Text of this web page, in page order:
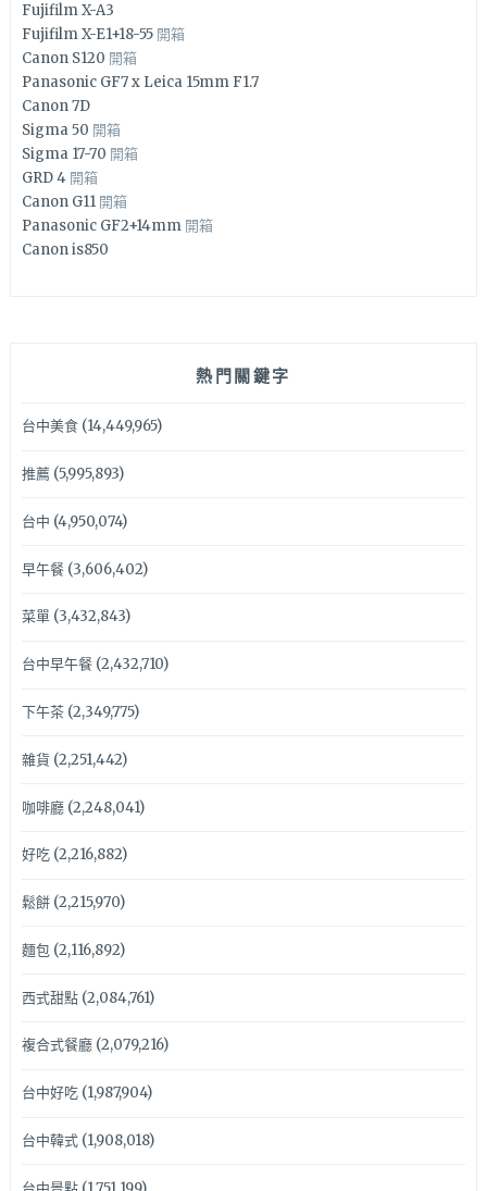
Fujifilm X-A3
Fujifilm X-E1+18-55 開箱
Canon S120 開箱
Panasonic GF7 x Leica 15mm F1.7
Canon 7D
Sigma 50 開箱
Sigma 17-70 開箱
GRD 4 開箱
Canon G11 開箱
Panasonic GF2+14mm 開箱
Canon is850
熱門關鍵字
台中美食(14,449,965)
推薦(5,995,893)
台中 (4,950,074)
早午餐(3,606,402)
菜單(3,432,843)
台中早午餐(2,432,710)
下午茶(2,349,775)
雜貨 (2,251,442)
咖啡廳(2,248,041)
好吃(2,216,882)
鬆餅(2,215,970)
麵包(2,116,892)
西式甜點(2,084,761)
複合式餐廳(2,079,216)
台中好吃(1,987,904)
台中韓式(1,908,018)